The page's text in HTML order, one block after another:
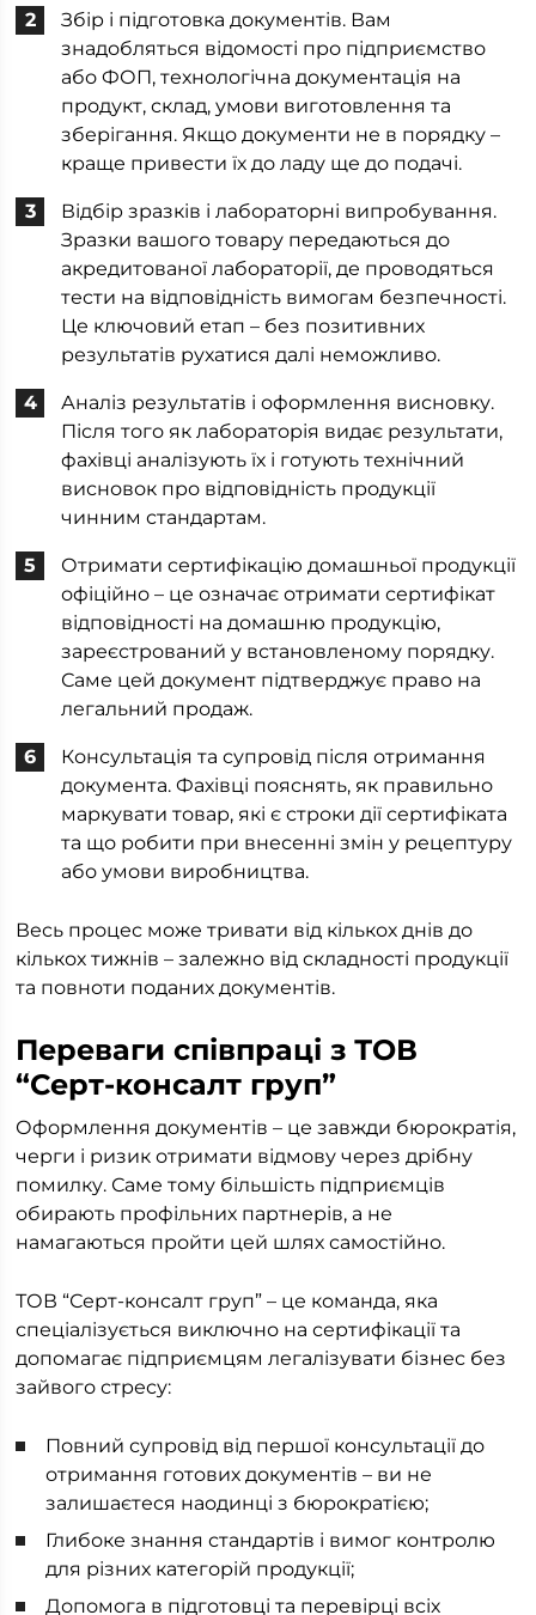
Збір і підготовка документів. Вам
знадобляться відомості про підприємство
або ФОП, технологічна документація на
продукт, склад, умови виготовлення та
зберігання. Якщо документи не в порядку –
краще привести їх до ладу ще до подачі.
Відбір зразків і лабораторні випробування.
Зразки вашого товару передаються до
акредитованої лабораторії, де проводяться
тести на відповідність вимогам безпечності.
Це ключовий етап – без позитивних
результатів рухатися далі неможливо.
Аналіз результатів і оформлення висновку.
Після того як лабораторія видає результати,
фахівці аналізують їх і готують технічний
висновок про відповідність продукції
чинним стандартам.
Отримати сертифікацію домашньої продукції
офіційно – це означає отримати сертифікат
відповідності на домашню продукцію,
зареєстрований у встановленому порядку.
Саме цей документ підтверджує право на
легальний продаж.
Консультація та супровід після отримання
документа. Фахівці пояснять, як правильно
маркувати товар, які є строки дії сертифіката
та що робити при внесенні змін у рецептуру
або умови виробництва.
Весь процес може тривати від кількох днів до
кількох тижнів – залежно від складності продукції
та повноти поданих документів.
Переваги співпраці з ТОВ
“Серт-консалт груп”
Оформлення документів – це завжди бюрократія,
черги і ризик отримати відмову через дрібну
помилку. Саме тому більшість підприємців
обирають профільних партнерів, а не
намагаються пройти цей шлях самостійно.
ТОВ “Серт-консалт груп” – це команда, яка
спеціалізується виключно на сертифікації та
допомагає підприємцям легалізувати бізнес без
зайвого стресу:
Повний супровід від першої консультації до
отримання готових документів – ви не
залишаєтеся наодинці з бюрократією;
Глибоке знання стандартів і вимог контролю
для різних категорій продукції;
Допомога в підготовці та перевірці всіх